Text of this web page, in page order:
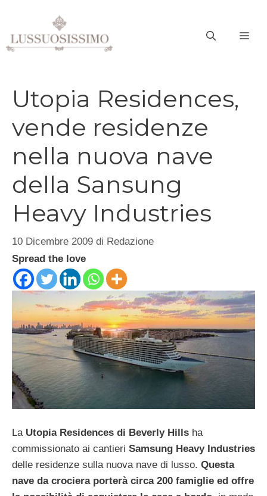
contenuto
Utopia Residences,
vende residenze
nella nuova nave
della Sansung
Heavy Industries
10 Dicembre 2009 di Redazione
Spread the love
La Utopia Residences di Beverly Hills ha
commissionato ai cantieri Samsung Heavy Industries
delle residenze sulla nuova nave di lusso. Questa
nave da crociera porterà circa 200 famiglie ed offre